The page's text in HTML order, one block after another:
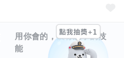
用你會的，換你想學的技
能